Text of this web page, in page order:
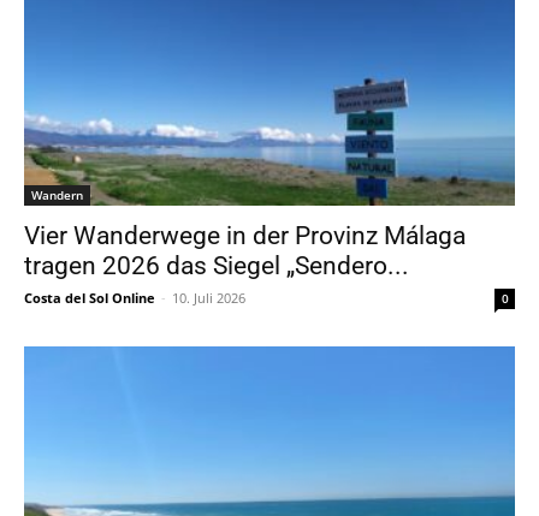
Wandern
Vier Wanderwege in der Provinz Málaga
tragen 2026 das Siegel „Sendero...
Costa del Sol Online - 10. Juli 2026 0